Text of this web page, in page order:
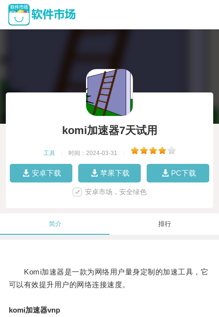
komi加速器7天试用
工具 时间：2024-03-31
安卓下载 苹果下载 PC下载
安卓市场，安全绿色
简介 排行
Komi加速器是一款为网络用户量身定制的加速工具，它
可以有效提升用户的网络连接速度。
komi加速器vnp